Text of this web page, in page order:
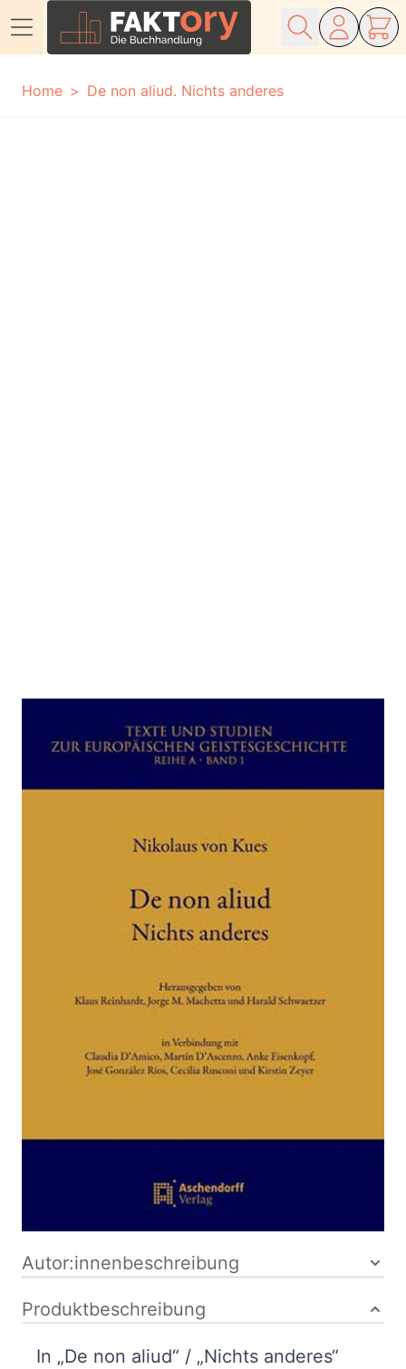
Home
De non aliud. Nichts anderes
De non aliud.
Nichts anderes
Zur Wunschliste hinzufügen
Verlag:
16.12.2010
Buch
334 Seiten
402-15986-6
Bibliografische Daten
Autor:innenbeschreibung
Produktbeschreibung
In „De non aliud“ / „Nichts anderes“